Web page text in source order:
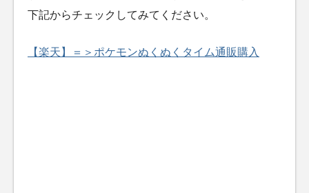
下記からチェックしてみてください。
【楽天】＝＞ポケモンぬくぬくタイム通販購入